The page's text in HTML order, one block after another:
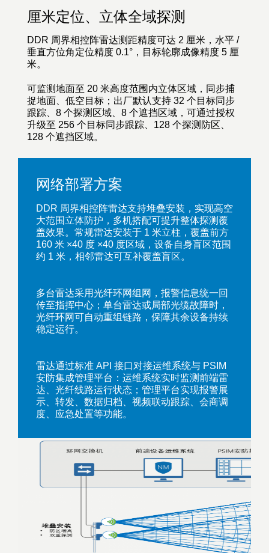
厘米定位、立体全域探测
DDR 周界相控阵雷达测距精度可达 2 厘米，水平 /
垂直方位角定位精度 0.1°，目标轮廓成像精度 5 厘
米。
可监测地面至 20 米高度范围内立体区域，同步捕
捉地面、低空目标；出厂默认支持 32 个目标同步
跟踪、8 个探测区域、8 个遮挡区域，可通过授权
升级至 256 个目标同步跟踪、128 个探测防区、
128 个遮挡区域。
网络部署方案
DDR 周界相控阵雷达支持堆叠安装，实现高空
大范围立体防护，多机搭配可提升整体探测覆
盖效果。常规雷达安装于 1 米立柱，覆盖前方
160 米 ×40 度 ×40 度区域，设备自身盲区范围
约 1 米，相邻雷达可互补覆盖盲区。
多台雷达采用光纤环网组网，报警信息统一回
传至指挥中心；单台雷达或局部光缆故障时，
光纤环网可自动重组链路，保障其余设备持续
稳定运行。
雷达通过标准 API 接口对接运维系统与 PSIM
安防集成管理平台：运维系统实时监测前端雷
达、光纤线路运行状态；管理平台实现报警展
示、转发、数据归档、视频联动跟踪、会商调
度、应急处置等功能。